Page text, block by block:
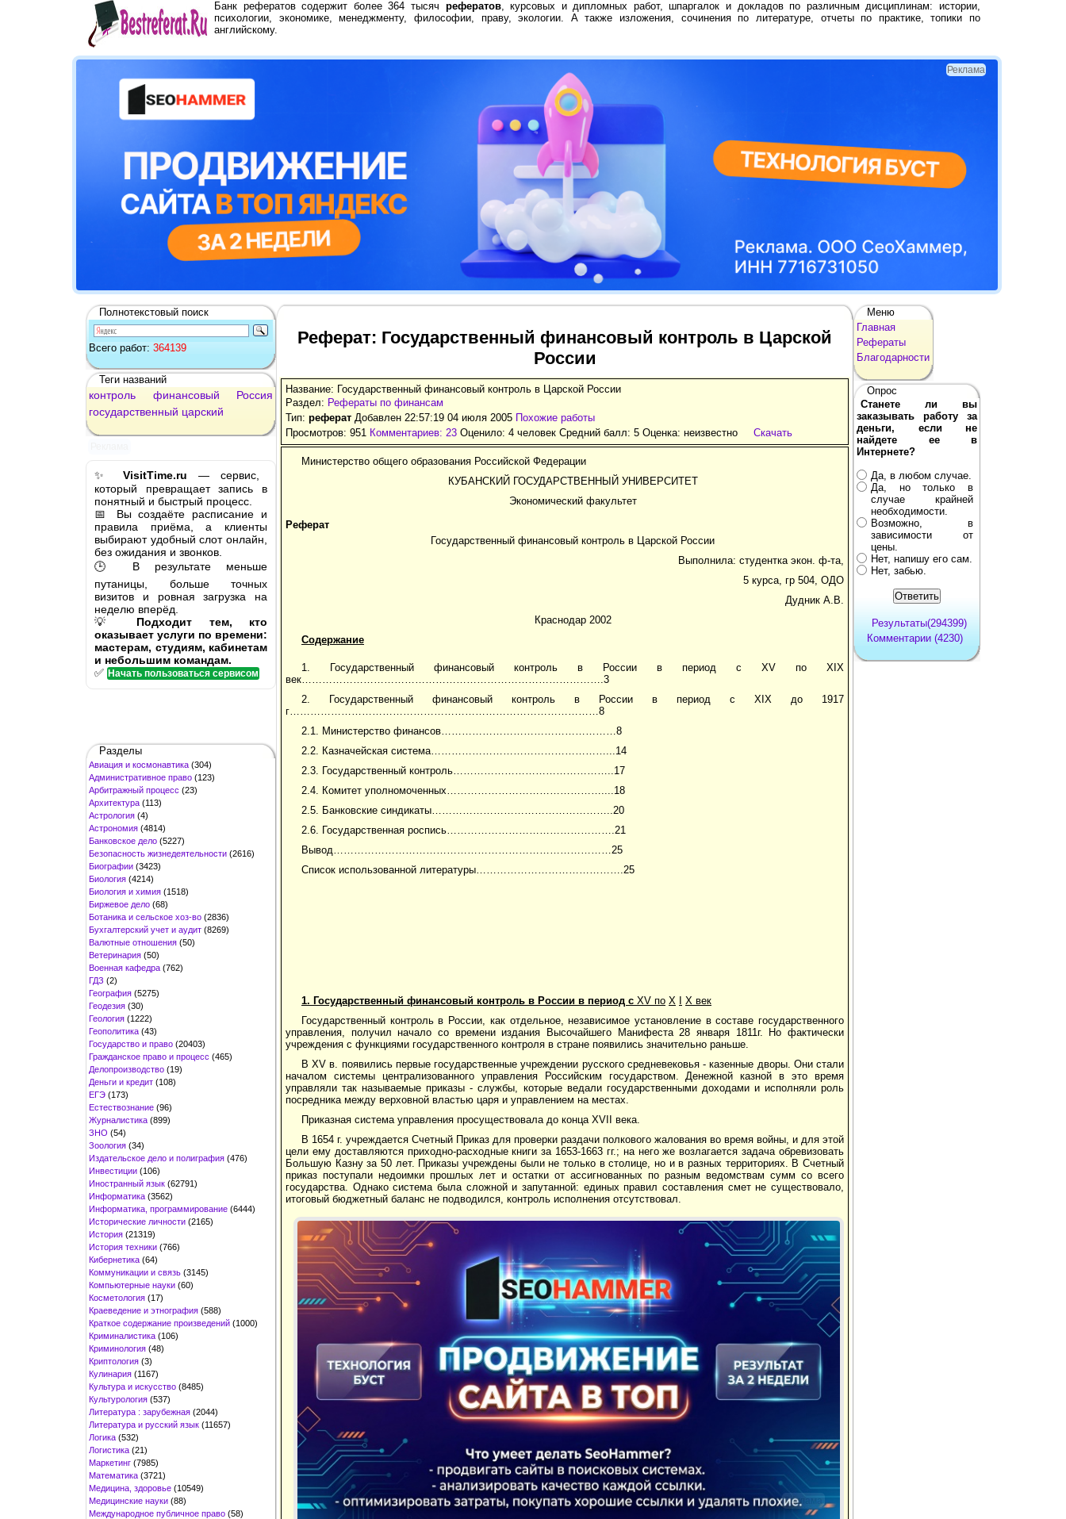
Банк рефератов содержит более 364 тысяч рефератов, курсовых и дипломных работ, шпаргалок и докладов по различным дисциплинам: истории,
психологии, экономике, менеджменту, философии, праву, экологии. А также изложения, сочинения по литературе, отчеты по практике, топики по
английскому.
Реклама
Полнотекстовый поиск
Всего работ: 364139
Теги названий
контроль финансовый
Россия
государственный царский
✨ VisitTime.ru — сервис,
который превращает запись в
понятный и быстрый процесс.
📅 Вы создаёте расписание и
правила приёма, а клиенты
выбирают удобный слот онлайн,
без ожидания и звонков.
🕒 В результате меньше
путаницы, больше точных
визитов и ровная загрузка на
неделю вперёд.
💡 Подходит тем, кто
оказывает услуги по времени:
мастерам, студиям, кабинетам
и небольшим командам.
✅ Начать пользоваться сервисом
Разделы
Авиация и космонавтика (304)
Административное право (123)
Арбитражный процесс (23)
Архитектура (113)
Астрология (4)
Астрономия (4814)
Банковское дело (5227)
Безопасность жизнедеятельности (2616)
Биографии (3423)
Биология (4214)
Биология и химия (1518)
Биржевое дело (68)
Ботаника и сельское хоз-во (2836)
Бухгалтерский учет и аудит (8269)
Валютные отношения (50)
Ветеринария (50)
Военная кафедра (762)
ГДЗ (2)
География (5275)
Геодезия (30)
Геология (1222)
Геополитика (43)
Государство и право (20403)
Гражданское право и процесс (465)
Делопроизводство (19)
Деньги и кредит (108)
ЕГЭ (173)
Естествознание (96)
Журналистика (899)
ЗНО (54)
Зоология (34)
Издательское дело и полиграфия (476)
Инвестиции (106)
Иностранный язык (62791)
Информатика (3562)
Информатика, программирование (6444)
Исторические личности (2165)
История (21319)
История техники (766)
Кибернетика (64)
Коммуникации и связь (3145)
Компьютерные науки (60)
Косметология (17)
Краеведение и этнография (588)
Краткое содержание произведений (1000)
Криминалистика (106)
Криминология (48)
Криптология (3)
Кулинария (1167)
Культура и искусство (8485)
Культурология (537)
Литература : зарубежная (2044)
Литература и русский язык (11657)
Логика (532)
Логистика (21)
Маркетинг (7985)
Математика (3721)
Медицина, здоровье (10549)
Медицинские науки (88)
Международное публичное право (58)
Реферат: Государственный финансовый контроль в Царской
России
Название: Государственный финансовый контроль в Царской России
Раздел: Рефераты по финансам
Тип: реферат Добавлен 22:57:19 04 июля 2005 Похожие работы
Просмотров: 951 Комментариев: 23 Оценило: 4 человек Средний балл: 5 Оценка: неизвестно Скачать
Министерство общего образования Российской Федерации
КУБАНСКИЙ ГОСУДАРСТВЕННЫЙ УНИВЕРСИТЕТ
Экономический факультет
Реферат
Государственный финансовый контроль в Царской России
Выполнила: студентка экон. ф-та,
5 курса, гр 504, ОДО
Дудник А.В.
Краснодар 2002
Содержание
1. Государственный финансовый контроль в России в период с XV по XIX
век…………………………………………………………………………….3
2. Государственный финансовый контроль в России в период с XIX до 1917
г………………………………………………………………………………8
2.1. Министерство финансов……………………………………………8
2.2. Казначейская система……………………………………………...14
2.3. Государственный контроль………………………………………..17
2.4. Комитет уполномоченных………………………………………....18
2.5. Банковские синдикаты……………………………………………..20
2.6. Государственная роспись………………………………………….21
Вывод………………………………………………………………………25
Список использованной литературы…………………………………….25
1. Государственный финансовый контроль в России в период с XV по X I X век
Государственный контроль в России, как отдельное, независимое установление в составе государственного
управления, получил начало со времени издания Высочайшего Манифеста 28 января 1811г. Но фактически
учреждения с функциями государственного контроля в стране появились значительно раньше.
В XV в. появились первые государственные учреждении русского средневековья - казенные дворы. Они стали
началом системы централизованного управления Российским государством. Денежной казной в это время
управляли так называемые приказы - службы, которые ведали государственными доходами и исполняли роль
посредника между верховной властью царя и управлением на местах.
Приказная система управления просуществовала до конца XVII века.
В 1654 г. учреждается Счетный Приказ для проверки раздачи полкового жалования во время войны, и для этой
цели ему доставляются приходно-расходные книги за 1653-1663 гг.; на него же возлагается задача обревизовать
Большую Казну за 50 лет. Приказы учреждены были не только в столице, но и в разных территориях. В Счетный
приказ поступали недоимки прошлых лет и остатки от ассигнованных по разным ведомствам сумм со всего
государства. Однако система была сложной и запутанной: единых правил составления смет не существовало,
итоговый бюджетный баланс не подводился, контроль исполнения отсутствовал.
Реклама
Меню
Главная
Рефераты
Благодарности
Опрос
Станете ли вы
заказывать работу за
деньги, если не
найдете ее в
Интернете?
Да, в любом случае.
Да, но только в
случае крайней
необходимости.
Возможно, в
зависимости от
цены.
Нет, напишу его сам.
Нет, забью.
Результаты(294399)
Комментарии (4230)